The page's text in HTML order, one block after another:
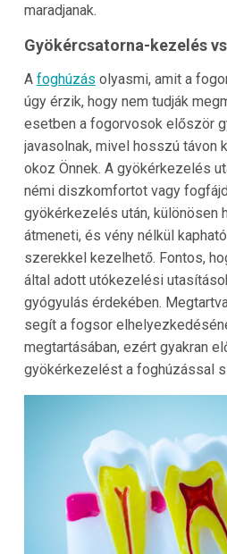
maradjanak.
Gyökércsatorna-kezelés
A foghúzás olyasmi, amit a
úgy érzik, hogy nem tudják
esetben a fogorvosok először
javasolnak, mivel hosszú távon
okoz Önnek. A gyökérkezelés
némi diszkomfortot vagy
gyökérkezelés után, különösen
átmeneti, és vény nélkül
szerekkel kezelhető. Fontos,
által adott utókezelési
gyógyulás érdekében.
segít a fogsor
megtartásában, ezért gyakran
gyökérkezelést a foghúzással